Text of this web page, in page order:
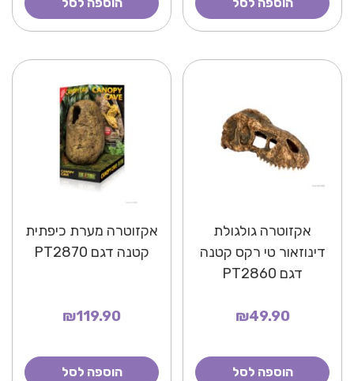
אקזוטרה גולגולת
דינוזאור טי רקס קטנה
דגם PT2860
₪49.90
הוספה לסל
אקזוטרה מערת כיפתית
קטנה דגם PT2870
₪119.90
הוספה לסל